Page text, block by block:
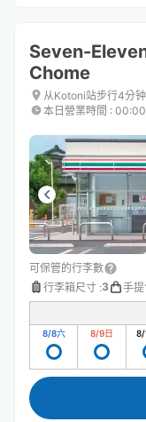
Seven-
Chome
从Kotoni站步行4分钟
本日營業時間 :
可保管的行李數
行李箱尺寸 :3 手
8/8六 8/9日 8/